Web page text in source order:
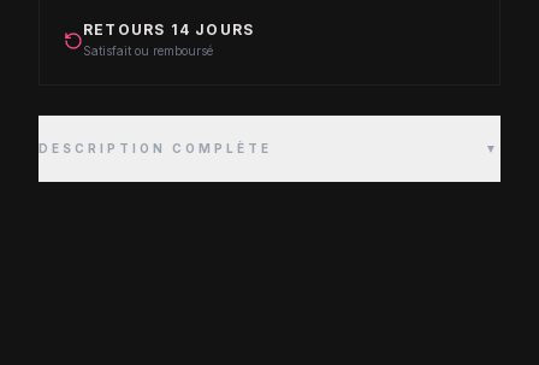
RETOURS 14 JOURS
Satisfait ou remboursé
DESCRIPTION COMPLÈTE ▼